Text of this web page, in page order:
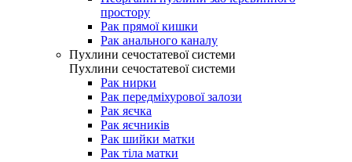
простору
Рак прямої кишки
Рак анального каналу
Пухлини сечостатевої системи
Пухлини сечостатевої системи
Рак нирки
Рак передміхурової залози
Рак яєчка
Рак яєчників
Рак шийки матки
Рак тіла матки